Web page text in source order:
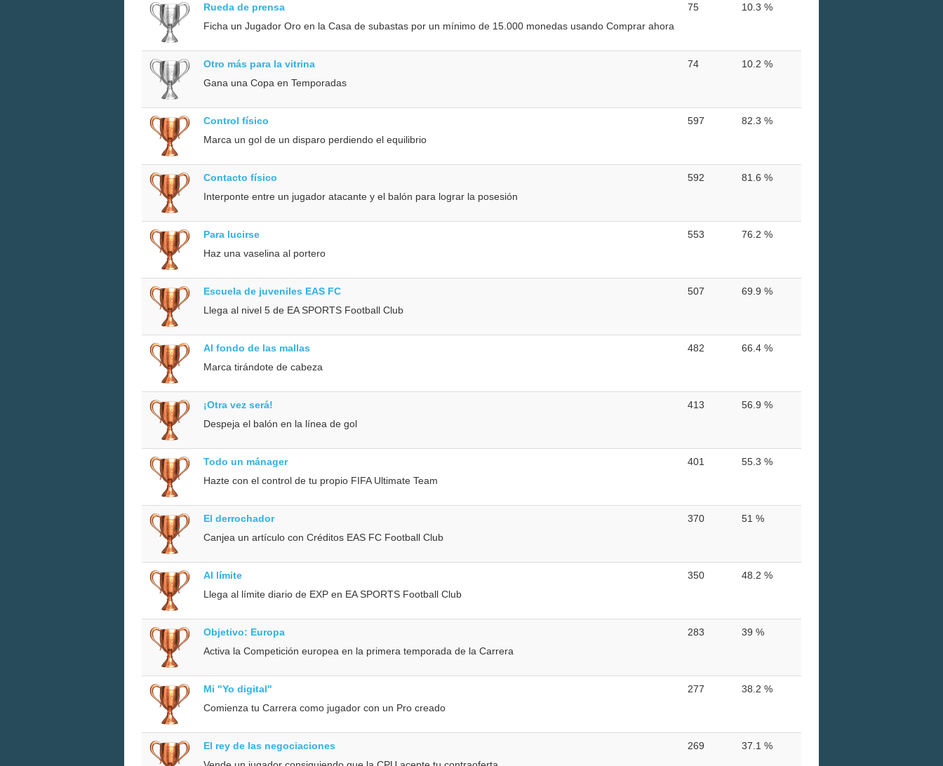
Rueda de prensa
Ficha un Jugador Oro en la Casa de subastas por un mínimo de 15.000 monedas usando Comprar ahora
75 10.3 %
Otro más para la vitrina
Gana una Copa en Temporadas
74 10.2 %
Control físico
Marca un gol de un disparo perdiendo el equilibrio
597 82.3 %
Contacto físico
Interponte entre un jugador atacante y el balón para lograr la posesión
592 81.6 %
Para lucirse
Haz una vaselina al portero
553 76.2 %
Escuela de juveniles EAS FC
Llega al nivel 5 de EA SPORTS Football Club
507 69.9 %
Al fondo de las mallas
Marca tirándote de cabeza
482 66.4 %
¡Otra vez será!
Despeja el balón en la línea de gol
413 56.9 %
Todo un mánager
Hazte con el control de tu propio FIFA Ultimate Team
401 55.3 %
El derrochador
Canjea un artículo con Créditos EAS FC Football Club
370 51 %
Al límite
Llega al límite diario de EXP en EA SPORTS Football Club
350 48.2 %
Objetivo: Europa
Activa la Competición europea en la primera temporada de la Carrera
283 39 %
Mi "Yo digital"
Comienza tu Carrera como jugador con un Pro creado
277 38.2 %
El rey de las negociaciones
269 37.1 %